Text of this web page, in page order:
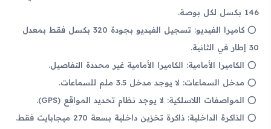
146 بكسل لكل بوصة.
كاميرا الفيديو: تسجيل الفيديو بجودة 320 بكسل فقط بمعدل
30 إطار في الثانية.
الكاميرا الأمامية: الكاميرا الأمامية غير محددة التفاصيل.
مدخل السماعات: لا يوجد مدخل 3.5 ملم للسماعات.
المواصفات اللاسلكية: لا يوجد نظام تحديد المواقع (GPS).
الذاكرة الداخلية: ذاكرة تخزين داخلية بسعة 270 ميجابايت فقط.